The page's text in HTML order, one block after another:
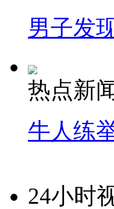
男子发
热点新
牛人练
24小时